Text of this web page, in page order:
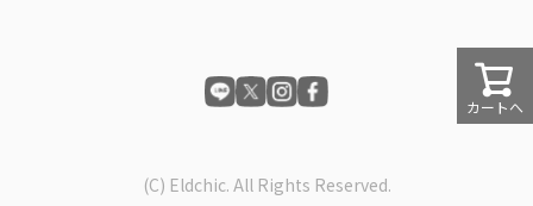
カートへ
(C) Eldchic. All Rights Reserved.